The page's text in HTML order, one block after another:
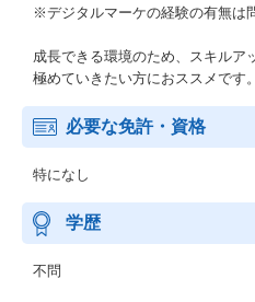
※デジタルマーケの経験の有無は
成長できる環境のため、スキルア
極めていきたい方におススメです。
必要な免許・資格
特になし
学歴
不問